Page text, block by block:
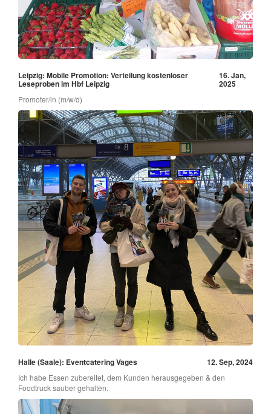
Leipzig: Mobile Promotion: Verteilung kostenloser
Leseproben im Hbf Leipzig
16. Jan,
2025
Promoter/in (m/w/d)
Halle (Saale): Eventcatering Vages 12. Sep, 2024
Ich habe Essen zubereitet, dem Kunden herausgegeben & den
Foodtruck sauber gehalten.